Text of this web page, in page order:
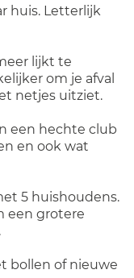
huis. Letterlijk
lijkt te
om je afval
netjes uitziet.
een hechte club
en ook wat
5 huishoudens.
een grotere
bollen of nieuwe